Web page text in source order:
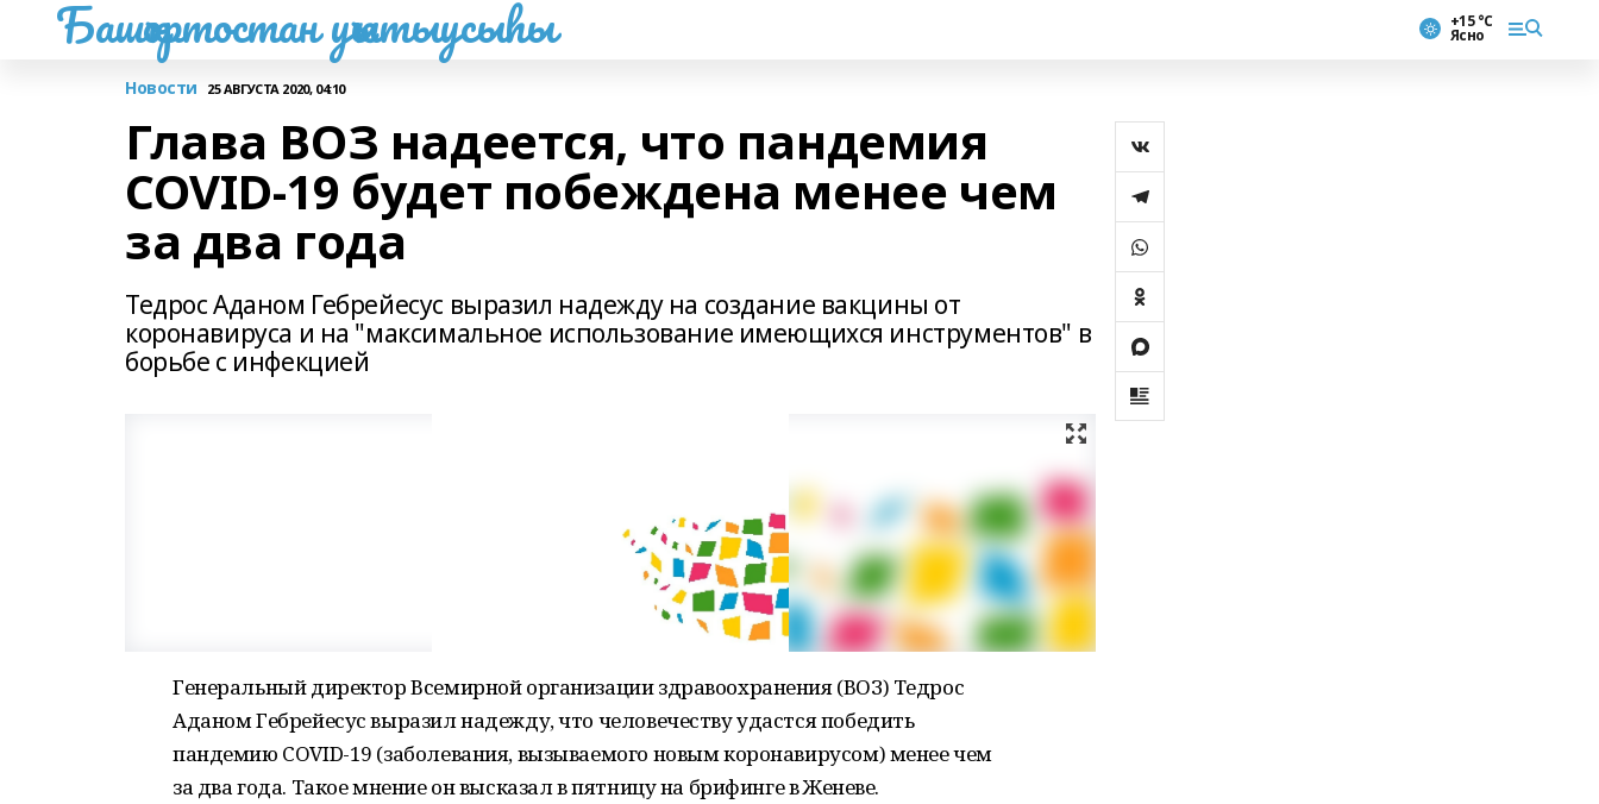
Башҡортостан уҡытыусыһы +15 °С
Ясно
Новости 25 АВГУСТА 2020, 04:10
Глава ВОЗ надеется, что пандемия
COVID-19 будет побеждена менее чем
за два года
Тедрос Аданом Гебрейесус выразил надежду на создание вакцины от
коронавируса и на "максимальное использование имеющихся инструментов" в
борьбе с инфекцией
Генеральный директор Всемирной организации здравоохранения (ВОЗ) Тедрос
Аданом Гебрейесус выразил надежду, что человечеству удастся победить
пандемию COVID-19 (заболевания, вызываемого новым коронавирусом) менее чем
за два года. Такое мнение он высказал в пятницу на брифинге в Женеве.